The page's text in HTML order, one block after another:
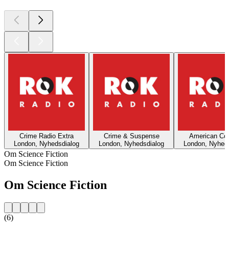
Crime Radio Extra
London, Nyhedsdialog
Crime & Suspense
London, Nyhedsdialog
American
London,
Om Science Fiction
Om Science Fiction
Om Science Fiction
(6)